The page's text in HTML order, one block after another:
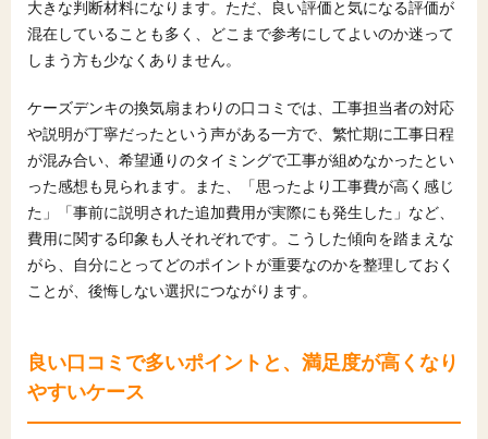
大きな判断材料になります。ただ、良い評価と気になる評価が
混在していることも多く、どこまで参考にしてよいのか迷って
しまう方も少なくありません。
ケーズデンキの換気扇まわりの口コミでは、工事担当者の対応
や説明が丁寧だったという声がある一方で、繁忙期に工事日程
が混み合い、希望通りのタイミングで工事が組めなかったとい
った感想も見られます。また、「思ったより工事費が高く感じ
た」「事前に説明された追加費用が実際にも発生した」など、
費用に関する印象も人それぞれです。こうした傾向を踏まえな
がら、自分にとってどのポイントが重要なのかを整理しておく
ことが、後悔しない選択につながります。
良い口コミで多いポイントと、満足度が高くなり
やすいケース